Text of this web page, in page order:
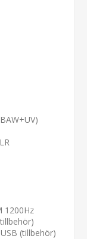
1200Hz
(tillbehör)